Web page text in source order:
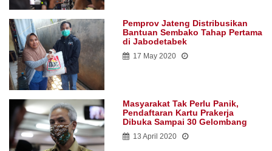
Pemprov Jateng Distribusikan
Bantuan Sembako Tahap Pertama
di Jabodetabek
17 May 2020
Masyarakat Tak Perlu Panik,
Pendaftaran Kartu Prakerja
Dibuka Sampai 30 Gelombang
13 April 2020